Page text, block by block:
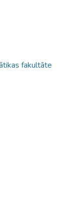
fakultāte